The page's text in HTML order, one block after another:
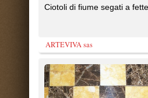
collezione Anticati d’Autore sono rivolti
a chi ha il ...
Viel Emozione Pietra
1 2